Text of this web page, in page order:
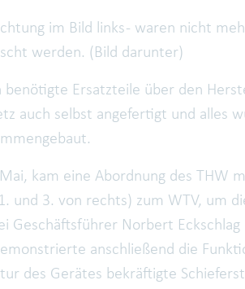
im Bild links - waren nicht
werden. (Bild darunter)
benötigte Ersatzteile über den
auch selbst angefertigt und alles
kam eine Abordnung des THW
und 3. von rechts) zum WTV, um
Geschäftsführer Norbert Eckschlag
anschließend die
des Gerätes bekräftigte